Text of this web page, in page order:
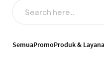
SemuaPromoProduk &